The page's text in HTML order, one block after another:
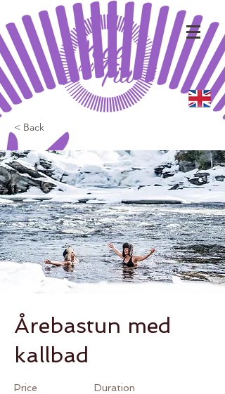
< Back
Årebastun med
kallbad
Price Duration